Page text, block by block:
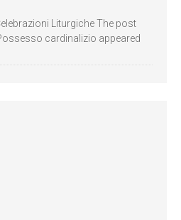
Liturgiche The post
cardinalizio appeared